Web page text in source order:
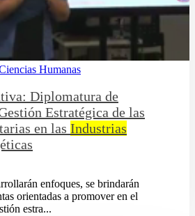
Humanas
Diplomatura de
Estratégica de las
en las Industrias
enfoques, se brindarán
orientadas a promover en el
estra...